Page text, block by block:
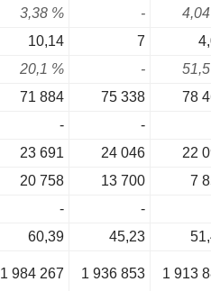
3,38 % -
4,04
10,14 7
20,1 % -
51,5
71 884 75 338
78
-
-
23 691 24 046
22
20 758 13 700
7
-
-
60,39 45,23
1 984 267 1 936 853 1 913